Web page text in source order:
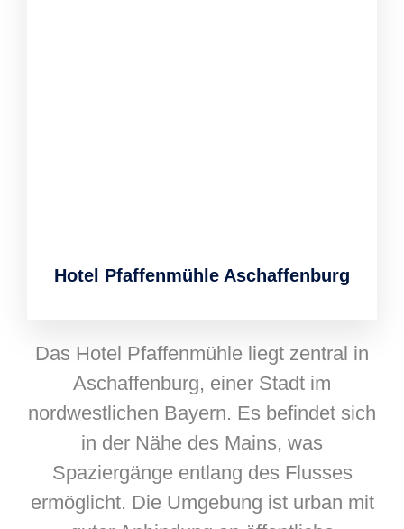
Hotel Pfaffenmühle Aschaffenburg
Das Hotel Pfaffenmühle liegt zentral in
Aschaffenburg, einer Stadt im
nordwestlichen Bayern. Es befindet sich
in der Nähe des Mains, was
Spaziergänge entlang des Flusses
ermöglicht. Die Umgebung ist urban mit